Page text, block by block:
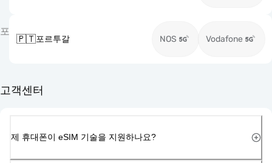
포
🇵🇹포르투갈 NOS Vodafone
고객센터
제 휴대폰이 eSIM 기술을 지원하나요?